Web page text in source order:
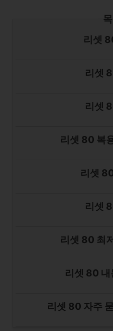
리셋
리셋
리셋
리셋 80 복
리셋
리셋
리셋 80 최
리셋 80 내
리셋 80 자주